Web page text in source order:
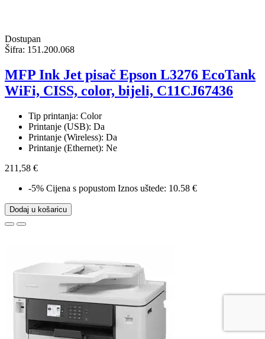
Dostupan
Šifra: 151.200.068
MFP Ink Jet pisač Epson L3276 EcoTank
WiFi, CISS, color, bijeli, C11CJ67436
Tip printanja: Color
Printanje (USB): Da
Printanje (Wireless): Da
Printanje (Ethernet): Ne
211,58 €
-5% Cijena s popustom Iznos uštede: 10.58 €
Dodaj u košaricu